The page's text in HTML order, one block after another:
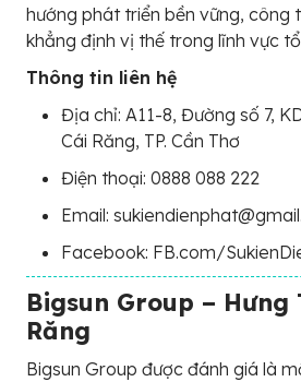
hướng phát triển bền vững, công
khẳng định vị thế trong lĩnh vực
Thông tin liên hệ
Địa chỉ: A11-8, Đường số 7,
Cái Răng, TP. Cần Thơ
Điện thoại: 0888 088 222
Email:
Facebook: FB.com/
Bigsun Group – Hưng
Răng
Bigsun Group được đánh giá là